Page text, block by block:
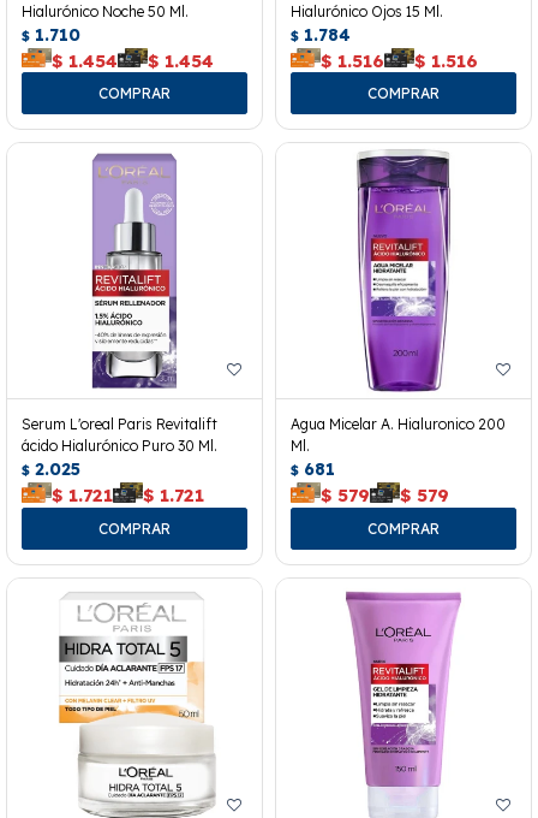
Hialurónico Noche 50 Ml.
$ 1.710
$ 1.454 $ 1.454
Hialurónico Ojos 15 Ml.
$ 1.784
$ 1.516 $ 1.516
Serum L'oreal Paris Revitalift
ácido Hialurónico Puro 30 Ml.
$ 2.025
$ 1.721 $ 1.721
Agua Micelar A. Hialuronico 200
Ml.
$ 681
$ 579 $ 579